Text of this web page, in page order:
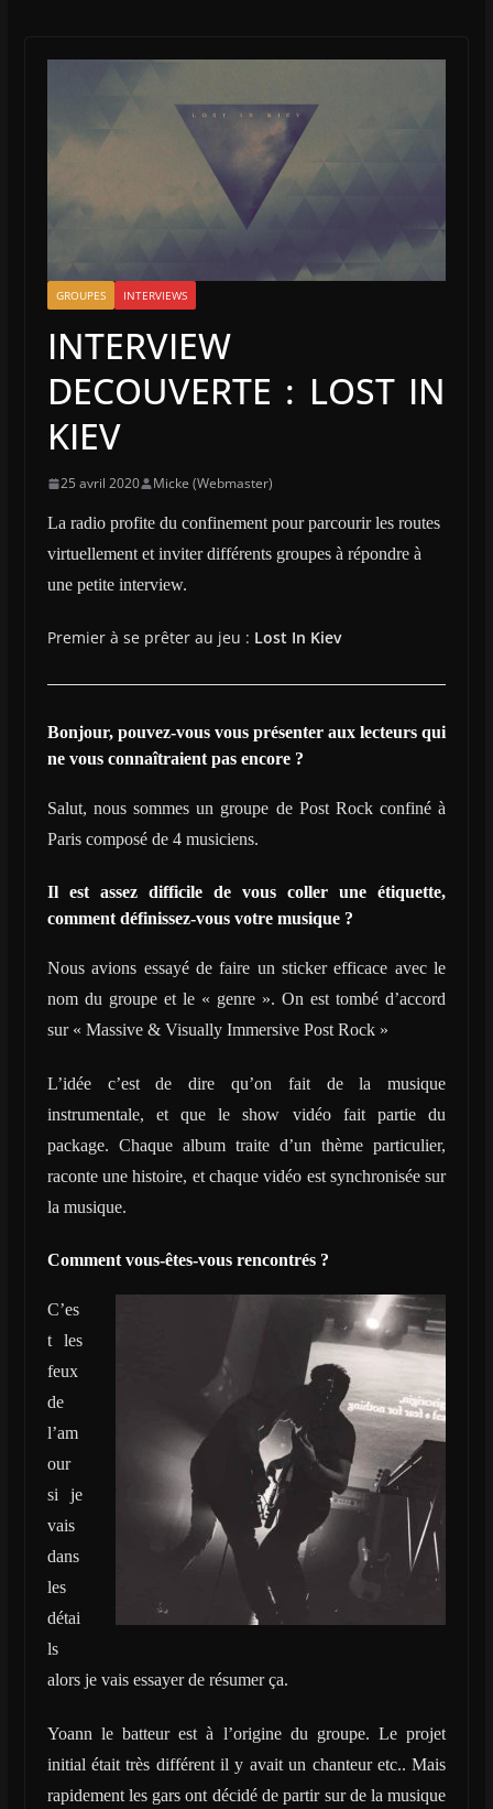
GROUPES INTERVIEWS
INTERVIEW
DECOUVERTE : LOST IN
KIEV
25 avril 2020 Micke (Webmaster)
La radio profite du confinement pour parcourir les routes
virtuellement et inviter différents groupes à répondre à
une petite interview.
Premier à se prêter au jeu : Lost In Kiev
Bonjour, pouvez-vous vous présenter aux lecteurs qui
ne vous connaîtraient pas encore ?
Salut, nous sommes un groupe de Post Rock confiné à
Paris composé de 4 musiciens.
Il est assez difficile de vous coller une étiquette,
comment définissez-vous votre musique ?
Nous avions essayé de faire un sticker efficace avec le
nom du groupe et le « genre ». On est tombé d’accord
sur « Massive & Visually Immersive Post Rock »
L’idée c’est de dire qu’on fait de la musique
instrumentale, et que le show vidéo fait partie du
package. Chaque album traite d’un thème particulier,
raconte une histoire, et chaque vidéo est synchronisée sur
la musique.
Comment vous-êtes-vous rencontrés ?
C’es
t les
feux
de
l’am
our
si je
vais
dans
les
détai
ls
alors je vais essayer de résumer ça.
Yoann le batteur est à l’origine du groupe. Le projet
initial était très différent il y avait un chanteur etc.. Mais
rapidement les gars ont décidé de partir sur de la musique